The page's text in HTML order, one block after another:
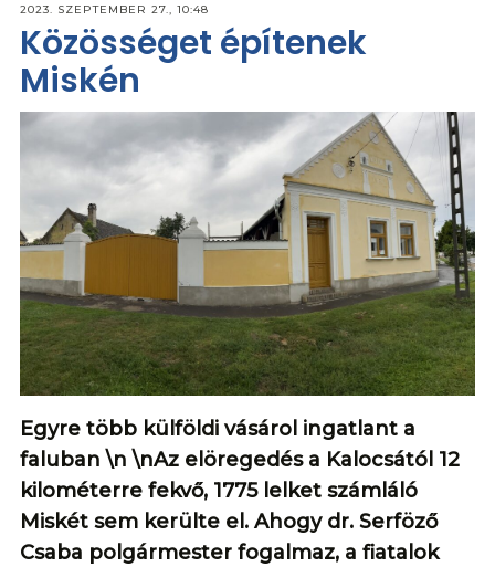
2023. SZEPTEMBER 27., 10:48
Közösséget építenek
Miskén
Egyre több külföldi vásárol ingatlant a
faluban \n \nAz elöregedés a Kalocsától 12
kilométerre fekvő, 1775 lelket számláló
Miskét sem kerülte el. Ahogy dr. Serföző
Csaba polgármester fogalmaz, a fiatalok